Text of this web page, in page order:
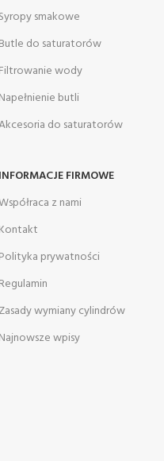
Syropy smakowe
Butle do saturatorów
Filtrowanie wody
Napełnienie butli
do saturatorów
INFORMACJE FIRMOWE
z nami
Kontakt
Polityka prywatności
Regulamin
Zasady wymiany cylindrów
Najnowsze wpisy